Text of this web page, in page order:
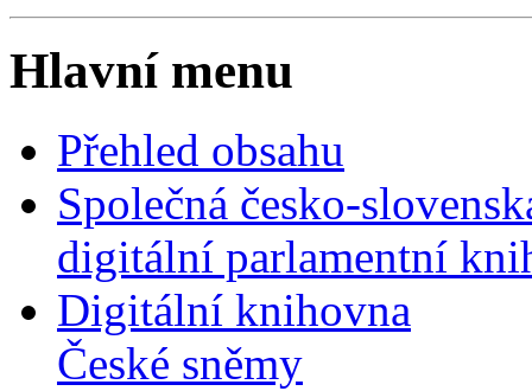
Hlavní menu
Přehled obsahu
Společná česko-
digitální parlamentní
Digitální knihovna
České sněmy